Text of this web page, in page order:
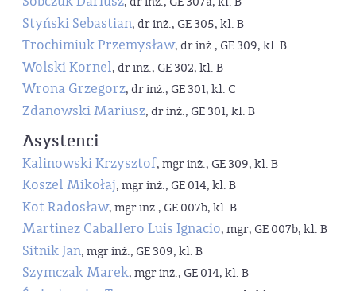
Styński Sebastian, dr inż., GE 305, kl. B
Trochimiuk Przemysław, dr inż., GE 309, kl. B
Wolski Kornel, dr inż., GE 302, kl. B
Wrona Grzegorz, dr inż., GE 301, kl. C
Zdanowski Mariusz, dr inż., GE 301, kl. B
Asystenci
Kalinowski Krzysztof, mgr inż., GE 309, kl. B
Koszel Mikołaj, mgr inż., GE 014, kl. B
Kot Radosław, mgr inż., GE 007b, kl. B
Martinez Caballero Luis Ignacio, mgr, GE 007b, kl. B
Sitnik Jan, mgr inż., GE 309, kl. B
Szymczak Marek, mgr inż., GE 014, kl. B